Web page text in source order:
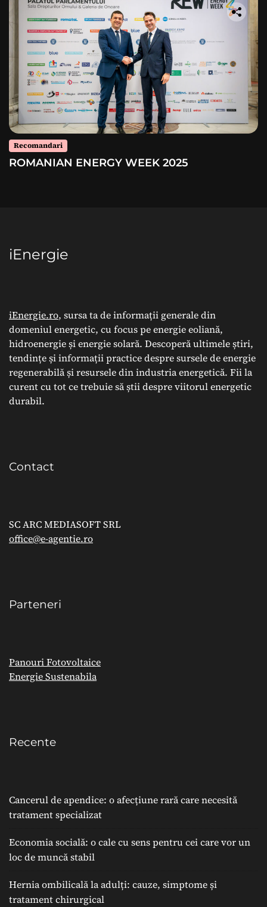
Recomandari
ROMANIAN ENERGY WEEK 2025
iEnergie
iEnergie.ro, sursa ta de informații generale din
domeniul energetic, cu focus pe energie eoliană,
hidroenergie și energie solară. Descoperă ultimele știri,
tendințe și informații practice despre sursele de energie
regenerabilă și resursele din industria energetică. Fii la
curent cu tot ce trebuie să știi despre viitorul energetic
durabil.
Contact
SC ARC MEDIASOFT SRL
office@e-agentie.ro
Parteneri
Panouri Fotovoltaice
Energie Sustenabila
Recente
Cancerul de apendice: o afecțiune rară care necesită
tratament specializat
Economia socială: o cale cu sens pentru cei care vor un
loc de muncă stabil
Hernia ombilicală la adulți: cauze, simptome și
tratament chirurgical